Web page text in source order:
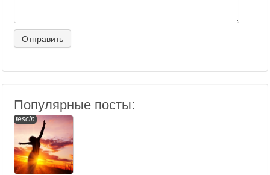
Популярные посты:
tescin